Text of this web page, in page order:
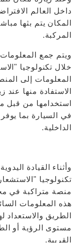
داخل العالم
المكان يتم بثها
المركبة.
ويتم جمع
خلال تكنولوجيا
المعلومات إلى
الاستفادة منها
استخدامها من قبل
في السيارة بما
الداخلية.
تكنولوجيا
منصة متراكبة في
هذه المعلومات
الطريق
مستوى الرؤية أو
القريبة.